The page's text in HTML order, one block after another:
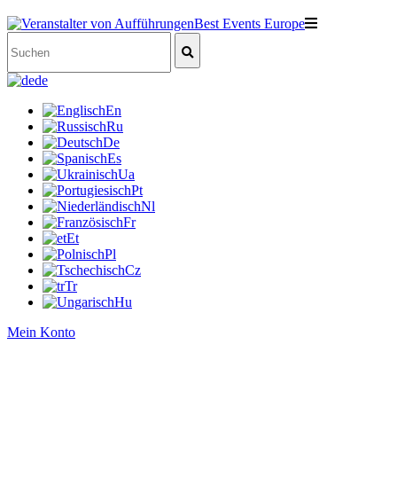
de
En
Ru
De
Es
Ua
Pt
Nl
Fr
Et
Pl
Cz
Tr
Hu
Mein Konto